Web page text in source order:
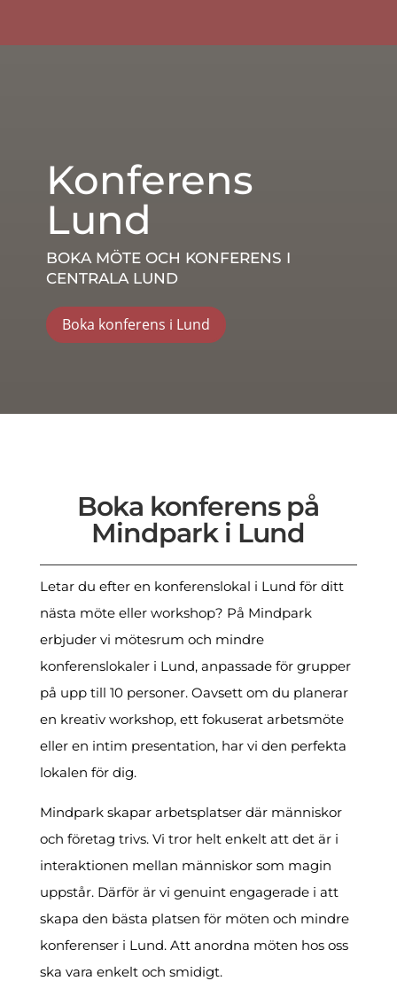
Konferens
Lund
BOKA MÖTE OCH KONFERENS I
CENTRALA LUND
Boka konferens i Lund
Boka konferens på
Mindpark i Lund
Letar du efter en konferenslokal i Lund för ditt
nästa möte eller workshop? På Mindpark
erbjuder vi mötesrum och mindre
konferenslokaler i Lund, anpassade för grupper
på upp till 10 personer. Oavsett om du planerar
en kreativ workshop, ett fokuserat arbetsmöte
eller en intim presentation, har vi den perfekta
lokalen för dig.
Mindpark skapar arbetsplatser där människor
och företag trivs. Vi tror helt enkelt att det är i
interaktionen mellan människor som magin
uppstår. Därför är vi genuint engagerade i att
skapa den bästa platsen för möten och mindre
konferenser i Lund. Att anordna möten hos oss
ska vara enkelt och smidigt.